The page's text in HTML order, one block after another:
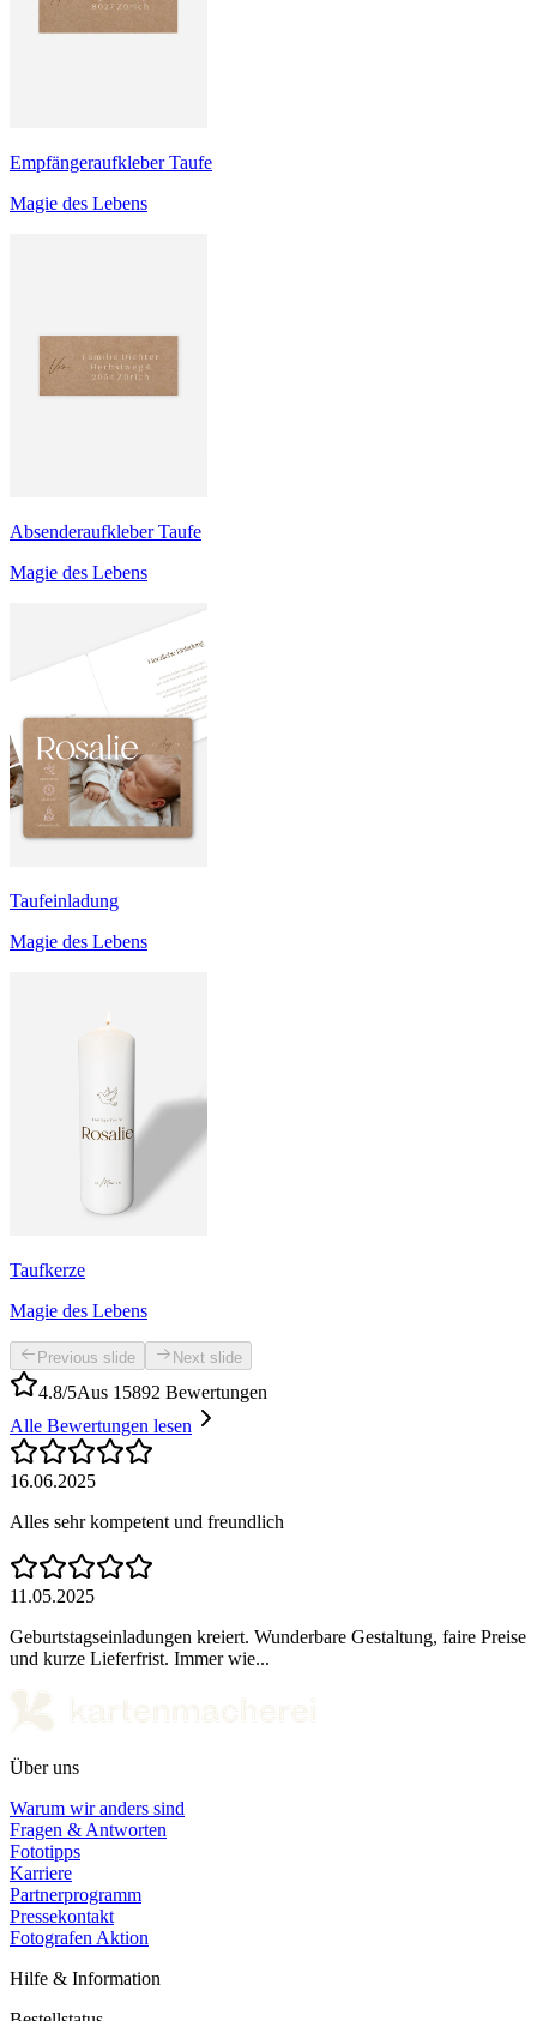
Empfängeraufkleber Taufe
Magie des Lebens
Absenderaufkleber Taufe
Magie des Lebens
Taufeinladung
Magie des Lebens
Taufkerze
Magie des Lebens
Previous slide Next slide
4.8/5Aus 15892 Bewertungen
Alle Bewertungen lesen
16.06.2025
Alles sehr kompetent und freundlich
11.05.2025
Geburtstagseinladungen kreiert. Wunderbare Gestaltung, faire Preise
und kurze Lieferfrist. Immer wie...
Über uns
Warum wir anders sind
Fragen & Antworten
Fototipps
Karriere
Partnerprogramm
Pressekontakt
Fotografen Aktion
Hilfe & Information